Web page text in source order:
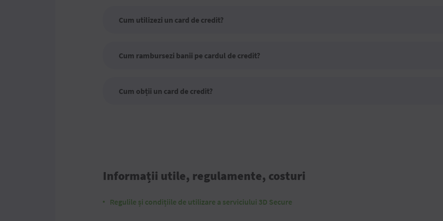
Cum utilizezi un card de credit?
Cum rambursezi banii pe cardul de credit?
Cum obții un card de credit?
Informații utile, regulamente, costuri
Regulile și condițiile de utilizare a serviciului 3D Secure